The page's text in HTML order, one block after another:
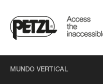
MUNDO VERTICAL